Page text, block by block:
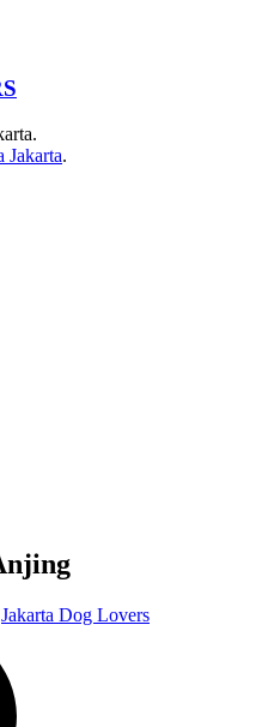
Jakarta.
Jakarta Dog Lovers